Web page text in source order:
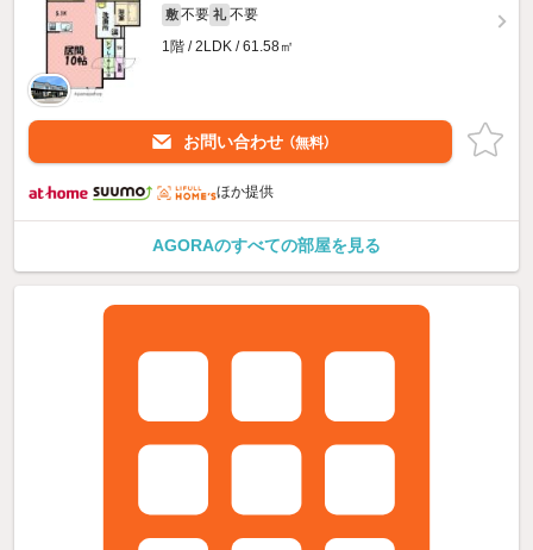
敷 不要 礼 不要
1階 / 2LDK / 61.58㎡
お問い合わせ （無料）
ほか提供
AGORAのすべての部屋を見る